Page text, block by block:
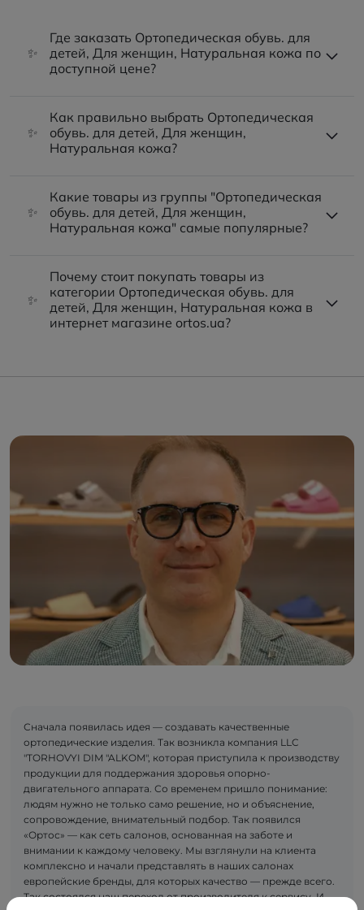
✨
Где заказать Ортопедическая обувь. для
детей, Для женщин, Натуральная кожа по
доступной цене?
✨
Как правильно выбрать Ортопедическая
обувь. для детей, Для женщин,
Натуральная кожа?
✨
Какие товары из группы "Ортопедическая
обувь. для детей, Для женщин,
Натуральная кожа" самые популярные?
✨
Почему стоит покупать товары из
категории Ортопедическая обувь. для
детей, Для женщин, Натуральная кожа в
интернет магазине ortos.ua?
Сначала появилась идея — создавать качественные
ортопедические изделия. Так возникла компания LLC
"TORHOVYI DIM "ALKOM", которая приступила к производству
продукции для поддержания здоровья опорно-
двигательного аппарата. Со временем пришло понимание:
людям нужно не только само решение, но и объяснение,
сопровождение, внимательный подбор. Так появился
«Ортос» — как сеть салонов, основанная на заботе и
внимании к каждому человеку. Мы взглянули на клиента
комплексно и начали представлять в наших салонах
европейские бренды, для которых качество — прежде всего.
Так состоялся наш переход от производителя к сервису. И,